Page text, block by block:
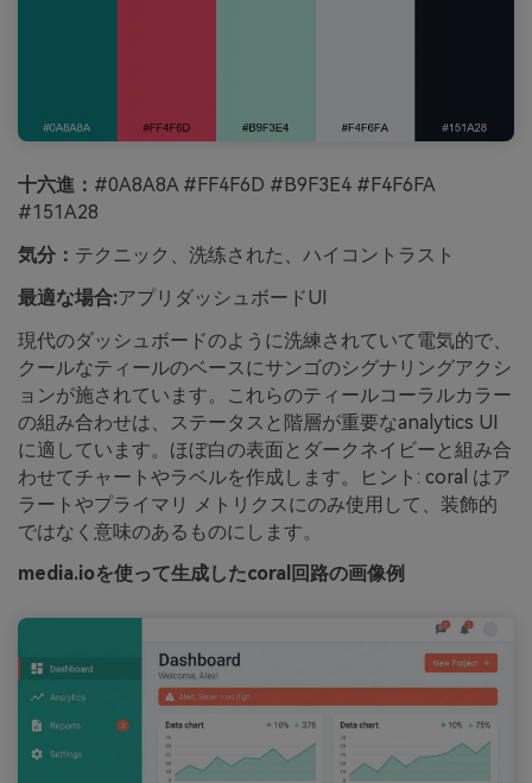
十六進： #0A8A8A #FF4F6D #B9F3E4 #F4F6FA
#151A28
気分： テクニック、洗练された、ハイコントラスト
最適な場合:アプリダッシュボードUI
現代のダッシュボードのように洗練されていて電気的で、
クールなティールのベースにサンゴのシグナリングアクシ
ョンが施されています。これらのティールコーラルカラー
の組み合わせは、ステータスと階層が重要なanalytics UI
に適しています。ほぼ白の表面とダークネイビーと組み合
わせてチャートやラベルを作成します。ヒント: coral はア
ラートやプライマリ メトリクスにのみ使用して、装飾的
ではなく意味のあるものにします。
media.ioを使って生成したcoral回路の画像例